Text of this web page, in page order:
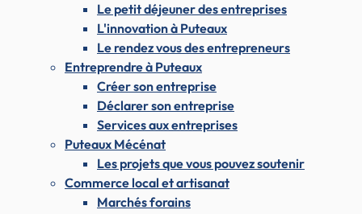
Le petit déjeuner des entreprises
L'innovation à Puteaux
Le rendez vous des entrepreneurs
Entreprendre à Puteaux
Créer son entreprise
Déclarer son entreprise
Services aux entreprises
Puteaux Mécénat
Les projets que vous pouvez soutenir
Commerce local et artisanat
Marchés forains